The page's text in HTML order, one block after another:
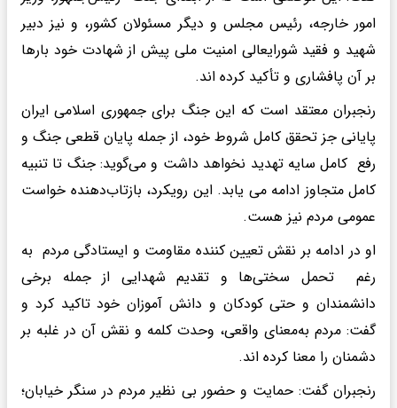
امور خارجه، رئیس مجلس و دیگر مسئولان کشور، و نیز دبیر
شهید و فقید شورایعالی امنیت ملی پیش از شهادت خود بارها
بر آن پافشاری و تأکید کرده اند.
رنجبران معتقد است که این جنگ برای جمهوری اسلامی ایران
پایانی جز تحقق کامل شروط خود، از جمله پایان قطعی جنگ و
رفع کامل سایه تهدید نخواهد داشت و می‌گوید: جنگ تا تنبیه
کامل متجاوز ادامه می یابد. این رویکرد، بازتاب‌دهنده خواست
عمومی مردم نیز هست.
او در ادامه بر نقش تعیین کننده مقاومت و ایستادگی مردم به
رغم تحمل سختی‌ها و تقدیم شهدایی از جمله برخی
دانشمندان و حتی کودکان و دانش آموزان خود تاکید کرد و
گفت: مردم به‌معنای واقعی، وحدت کلمه و نقش آن در غلبه بر
دشمنان را معنا کرده اند.
رنجبران گفت: حمایت و حضور بی نظیر مردم در سنگر خیابان؛